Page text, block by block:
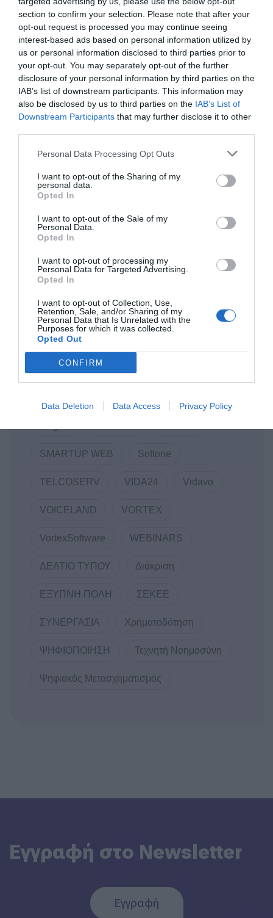
section to confirm your selection. Please note that after your
opt-out request is processed you may continue seeing
interest-based ads based on personal information utilized by
us or personal information disclosed to third parties prior to
your opt-out. You may separately opt-out of the further
disclosure of your personal information by third parties on the
IAB’s list of downstream participants. This information may
also be disclosed by us to third parties on the IAB’s List of
Downstream Participants that may further disclose it to other
Personal Data Processing Opt Outs
I want to opt-out of the Sharing of my
personal data.
Opted In
I want to opt-out of the Sale of my
Personal Data.
Opted In
I want to opt-out of processing my
Personal Data for Targeted Advertising.
Opted In
I want to opt-out of Collection, Use,
Retention, Sale, and/or Sharing of my
Personal Data that Is Unrelated with the
Purposes for which it was collected.
Opted Out
CONFIRM
Data Deletion Data Access Privacy Policy
Popular Tags
4yfn 5G ADAPTIT
Argo ATC
Athens Technology Center (ATC)
Code.Hub COVID19
Data Consulting DigitalSolidarityGR
DOTSOFT
Innovation LANCOM
Linked Business
SMARTUP WEB Softone
TELCOSERV VIDA24 Vidavo
VOICELAND VORTEX
VortexSoftware WEBINARS
ΔΕΛΤΙΟ ΤΥΠΟΥ Διάκριση
ΕΞΥΠΝΗ ΠΟΛΗ ΣΕΚΕΕ
ΣΥΝΕΡΓΑΣΙΑ Χρηματοδότηση
ΨΗΦΙΟΠΟΙΗΣΗ Τεχνητή Νοημοσύνη
Ψηφιακός Μετασχηματισμός
Εγγραφή στο Newsletter
Εγγραφή